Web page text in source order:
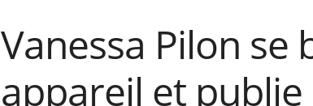
Vanessa Pilon se
appareil et